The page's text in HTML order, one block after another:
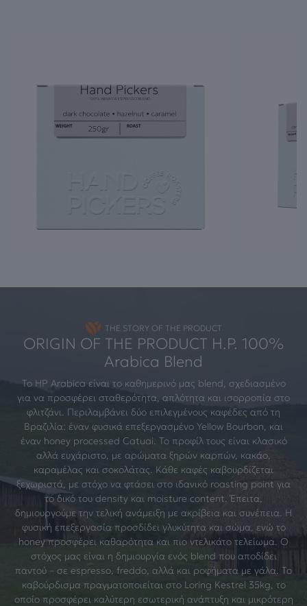
THE STORY OF THE PRODUCT
ORIGIN OF THE PRODUCT H.P. 100%
Arabica Blend
Το HP Arabica είναι το καθημερινό μας blend, σχεδιασμένο
για να προσφέρει σταθερότητα, απλότητα και ισορροπία στο
φλιτζάνι. Περιλαμβάνει δύο επιλεγμένους καφέδες από τη
Βραζιλία: έναν φυσικά επεξεργασμένο Yellow Bourbon, και
έναν honey processed Catuai. Το προφίλ τους είναι κλασικό
αλλά ευχάριστο, με αρώματα ξηρών καρπών, κακάο,
καραμέλας και σοκολάτας. Κάθε καφές καβουρδίζεται
ξεχωριστά, με στόχο να φτάσει στο ιδανικό roasting point για
το δικό του density και moisture content. Έπειτα,
δημιουργούμε την τελική ανάμειξη με ακρίβεια και συνέπεια. Η
φυσική επεξεργασία προσδίδει γλυκύτητα και σώμα, ενώ το
honey προσφέρει καθαρότητα και πιο ντελικάτο τελείωμα. Ο
στόχος μας είναι η δημιουργία ενός blend που αποδίδει
παντού – σε espresso, freddo, αλλά και ροφήματα με γάλα. Το
καβούρδισμα πραγματοποιείται στο Loring Kestrel 35kg, το
οποίο προσφέρει καλύτερη εσωτερική ανάπτυξη και μικρότερη